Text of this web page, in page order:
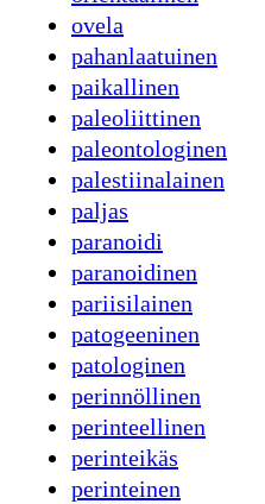
ovela
pahanlaatuinen
paikallinen
paleoliittinen
paleontologinen
palestiinalainen
paljas
paranoidi
paranoidinen
pariisilainen
patogeeninen
patologinen
perinnöllinen
perinteellinen
perinteikäs
perinteinen